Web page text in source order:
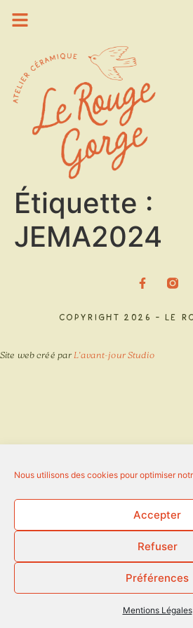
Nous utilisons des cookies pour optimiser
Accepter
Refuser
Préférences
Mentions Légales
Étiquette :
JEMA2024
Copyright 2026 - Le
Site web créé parL’avant-jour Studio